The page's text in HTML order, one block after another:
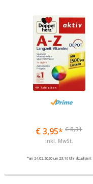
€ 3,95* € 8,31
inkl. MwSt.
*am 24.02.2020 um 23:16 Uhr aktualisiert